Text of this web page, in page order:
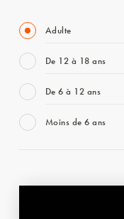
Adulte
De 12 à 18 ans
De 6 à 12 ans
Moins de 6 ans